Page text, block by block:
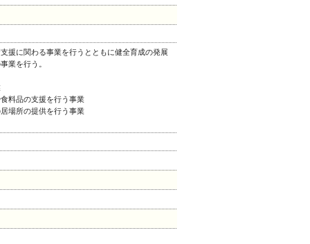
援に関わる事業を行うとともに健全育成の発展
業を行う。
料品の支援を行う事業
場所の提供を行う事業